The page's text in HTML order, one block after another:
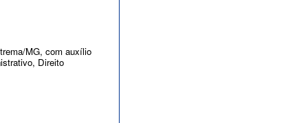
MG, com auxílio
Direito